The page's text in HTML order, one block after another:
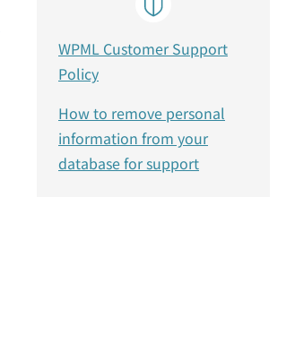
WPML Customer Support
Policy
How to remove personal
information from your
database for support